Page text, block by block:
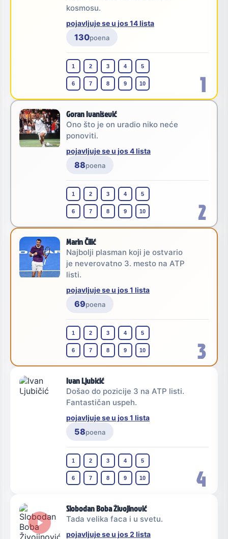
1
kosmosu.
pojavljuje se u jos 14 lista
130poena
1 2 3 4 5
6 7 8 9 10
2
Goran Ivanišević
Ono što je on uradio niko neće
ponoviti.
pojavljuje se u jos 4 lista
88poena
1 2 3 4 5
6 7 8 9 10
3
Marin Čilić
Najbolji plasman koji je ostvario
je neverovatno 3. mesto na ATP
listi.
pojavljuje se u jos 1 lista
69poena
1 2 3 4 5
6 7 8 9 10
4
Ivan Ljubičić
Došao do pozicije 3 na ATP listi.
Fantastičan uspeh.
pojavljuje se u jos 1 lista
58poena
1 2 3 4 5
6 7 8 9 10
Slobodan Boba Živojinović
Tada velika faca i u svetu.
pojavljuje se u jos 2 lista